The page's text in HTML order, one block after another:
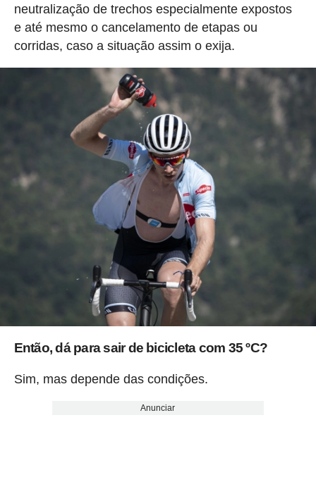
neutralização de trechos especialmente expostos
e até mesmo o cancelamento de etapas ou
corridas, caso a situação assim o exija.
Então, dá para sair de bicicleta com 35 ºC?
Sim, mas depende das condições.
Anunciar